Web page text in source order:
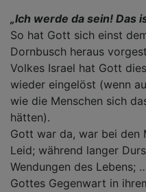
„Ich werde da sein! Das
So hat Gott sich einst
Dornbusch heraus
Volkes Israel hat Gott
wieder eingelöst (wenn
wie die Menschen sich
hätten).
Gott war da, war bei den
Leid; während langer
Wendungen des Lebens;
Gottes Gegenwart in